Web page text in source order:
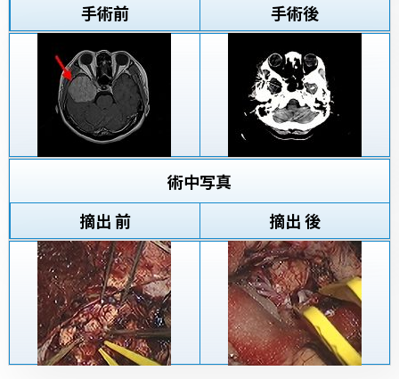
手術前
手術後
術中写真
摘出 前
摘出 後